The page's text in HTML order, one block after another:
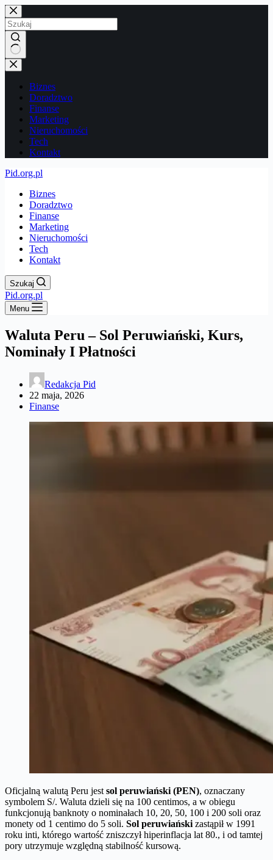
Przejdź
do
treści
Brak
wyników
Biznes
Doradztwo
Finanse
Marketing
Nieruchomości
Tech
Kontakt
Pid.org.pl
Biznes
Doradztwo
Finanse
Marketing
Nieruchomości
Tech
Kontakt
Szukaj
Pid.org.pl
Menu
Waluta Peru – Sol Peruwiański, Kurs,
Nominały I Płatności
Redakcja Pid
22 maja, 2026
Finanse
Oficjalną walutą Peru jest sol peruwiański (PEN), oznaczany
symbolem S/. Waluta dzieli się na 100 centimos, a w obiegu
funkcjonują banknoty o nominałach 10, 20, 50, 100 i 200 soli oraz
monety od 1 centimo do 5 soli. Sol peruwiański zastąpił w 1991
roku inti, którego wartość zniszczył hiperinflacja lat 80., i od tamtej
pory utrzymuje względną stabilność kursową.